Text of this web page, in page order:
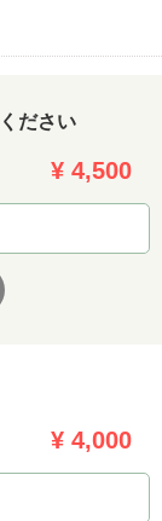
ださい
¥ 4,500
¥ 4,000